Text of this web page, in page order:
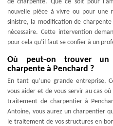
de charpente. Que ce soit pour
nouvelle pièce à vivre ou pour une
sinistre, la modification de
nécessaire. Cette intervention
pour cela qu’il faut se confier à un
Où peut-on trouver un
charpente à Penchard ?
En tant qu’une grande entreprise,
vous aider et de vous servir au cas
traitement de charpentier à
Antoine, vous aurez un charpentier
le traitement de vos structures en